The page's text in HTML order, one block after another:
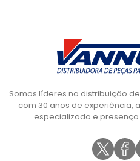
Somos líderes na distribuição
com 30 anos de experiência,
especializado e